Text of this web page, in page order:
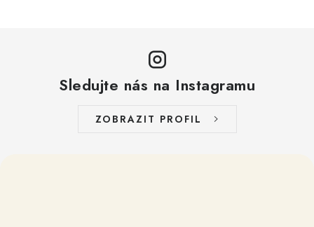
Sledujte nás na Instagramu
ZOBRAZIT PROFIL